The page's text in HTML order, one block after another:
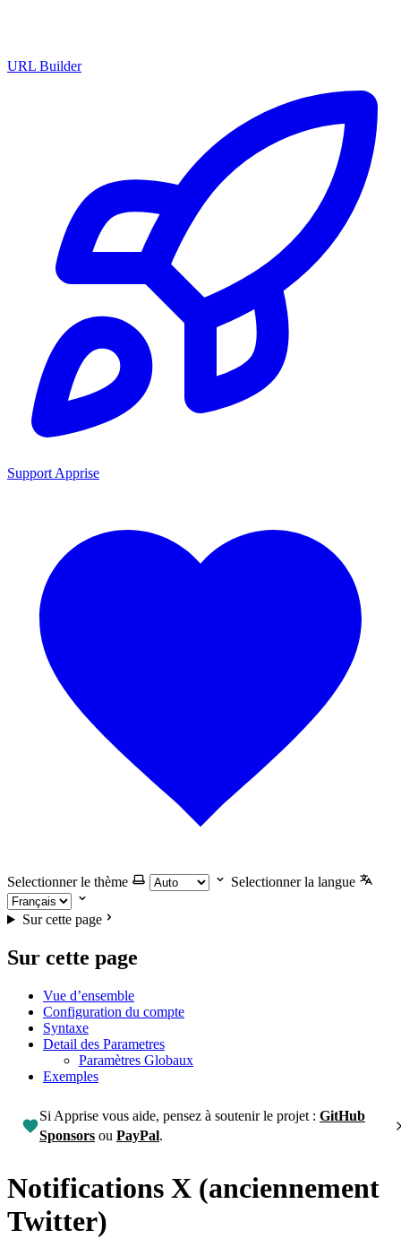
URL Builder
Support Apprise
Selectionner le thème Selectionner la langue
Sur cette page
Sur cette page
Vue d’ensemble
Configuration du compte
Syntaxe
Detail des Parametres
Paramètres Globaux
Exemples
Si Apprise vous aide, pensez à soutenir le projet : GitHub
Sponsors ou PayPal.
Notifications X (anciennement
Twitter)